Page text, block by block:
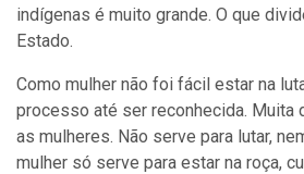
indígenas é muito grande. O que
Estado.
Como mulher não foi fácil estar na
processo até ser reconhecida. Muita
as mulheres. Não serve para lutar,
mulher só serve para estar na roça,